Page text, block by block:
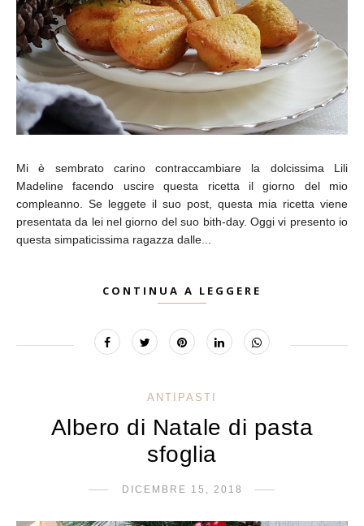
Mi è sembrato carino contraccambiare la dolcissima Lili
Madeline facendo uscire questa ricetta il giorno del mio
compleanno. Se leggete il suo post, questa mia ricetta viene
presentata da lei nel giorno del suo bith-day. Oggi vi presento io
questa simpaticissima ragazza dalle...
CONTINUA A LEGGERE
ANTIPASTI
Albero di Natale di pasta
sfoglia
DICEMBRE 15, 2018